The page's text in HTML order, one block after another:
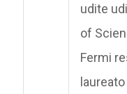
udite
of
Fermi